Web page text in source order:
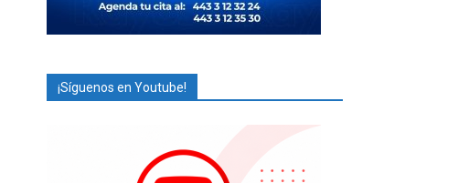
¡Síguenos en Youtube!